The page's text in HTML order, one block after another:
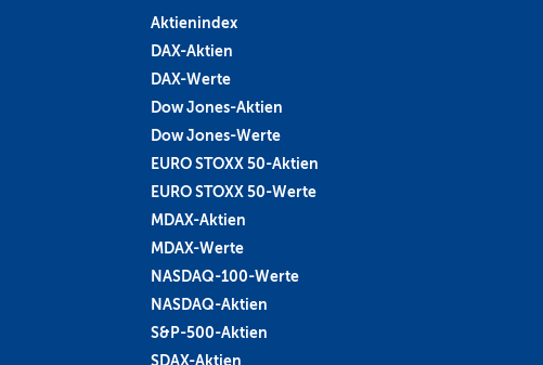
Aktienindex
DAX-Aktien
DAX-Werte
Dow Jones-Aktien
Dow Jones-Werte
EURO STOXX 50-Aktien
EURO STOXX 50-Werte
MDAX-Aktien
MDAX-Werte
NASDAQ-100-Werte
NASDAQ-Aktien
S&P-500-Aktien
SDAX-Aktien